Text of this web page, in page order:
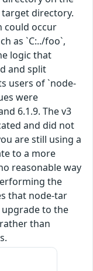
directory.
could occur
as `C:../foo`,
logic that
and split
users of `node-
were
6.1.9. The v3
and did not
are still using a
to a more
reasonable way
the
that node-tar
to the
than